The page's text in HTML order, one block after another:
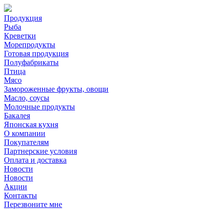
Продукция
Рыба
Креветки
Морепродукты
Готовая продукция
Полуфабрикаты
Птица
Мясо
Замороженные фрукты, овощи
Масло, соусы
Молочные продукты
Бакалея
Японская кухня
О компании
Покупателям
Партнерские условия
Оплата и доставка
Новости
Новости
Акции
Контакты
Перезвоните мне